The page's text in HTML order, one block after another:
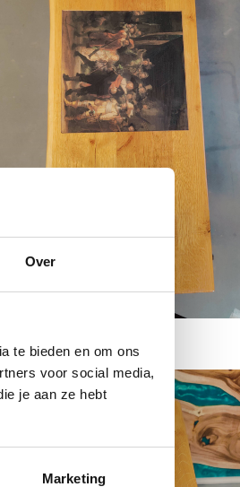
Over
te bieden en om ons
voor social media,
je aan ze hebt
Marketing